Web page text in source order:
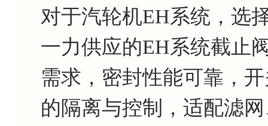
对于汽轮机EH系统，选
一力供应的EH系统截止
需求，密封性能可靠，
的隔离与控制，适配滤